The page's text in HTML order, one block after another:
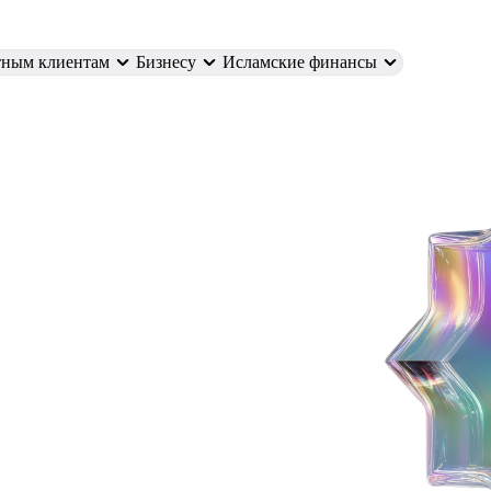
клиентам Бизнесу Исламские финансы